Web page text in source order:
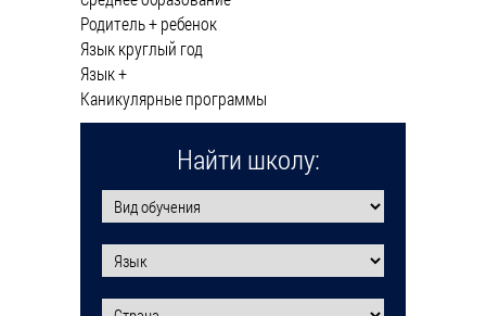
Родитель + ребенок
Язык круглый год
Язык +
Каникулярные программы
Найти школу: